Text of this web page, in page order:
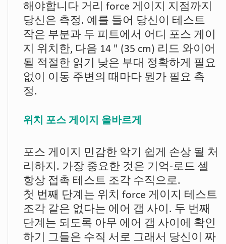
해야합니다 거리 force 게이지 지점까지
당신은 측정. 예를 들어 당신이 테스트
작은 부분과 두 피트에서 어디 포스 게이
지 위치한, 다음 14 " (35 cm) 리드 와이어
될 적절한 읽기 낮은 부대 정확하게 필요
없이 이동 주변의 때마다 뭔가 필요 측
정.
위치 포스 게이지 올바르게
포스 게이지 민감한 악기 쉽게 손상 될 처
리하지. 가장 중요한 것은 기억-로드 셀
항상 접촉 테스트 조각 수직으로.
첫 번째 단계는 위치 force 게이지 테스트
조각 같은 없다는 에어 갭 사이. 두 번째
단계는 되도록 아무 에어 갭 사이에 확인
하기 그들은 수직 서로 그래서 당신이 짜